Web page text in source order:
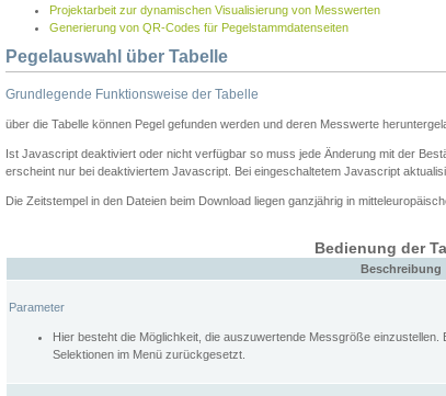
Projektarbeit zur dynamischen Visualisierung von Messwerten
Generierung von QR-Codes für Pegelstammdatenseiten
Pegelauswahl über Tabelle
Grundlegende Funktionsweise der Tabelle
über die Tabelle können Pegel gefunden werden und deren Messwerte
Ist Javascript deaktiviert oder nicht verfügbar so muss jede Änderung mit der
erscheint nur bei deaktiviertem Javascript. Bei eingeschaltetem Javascript
Die Zeitstempel in den Dateien beim Download liegen ganzjährig in
Bedienung der
Beschreibung
Parameter
Hier besteht die Möglichkeit, die auszuwertende Messgröße
Selektionen im Menü zurückgesetzt.